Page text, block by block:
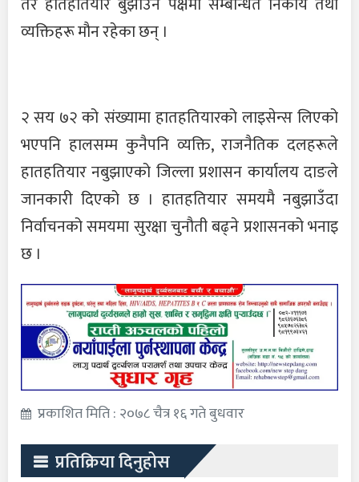
व्यक्तिहरू मौन रहेका छन् ।
२ सय ७२ को संख्यामा हातहतियारको लाइसेन्स लिएको
भएपनि हालसम्म कुनैपनि व्यक्ति, राजनैतिक दलहरूले
हातहतियार नबुझाएको जिल्ला प्रशासन कार्यालय दाङले
जानकारी दिएको छ । हातहतियार समयमै नबुझाउँदा
निर्वाचनको समयमा सुरक्षा चुनौती बढ्ने प्रशासनको भनाइ
छ ।
प्रकाशित मिति : २०७८ चैत्र १६ गते बुधवार
प्रतिक्रिया दिनुहोस